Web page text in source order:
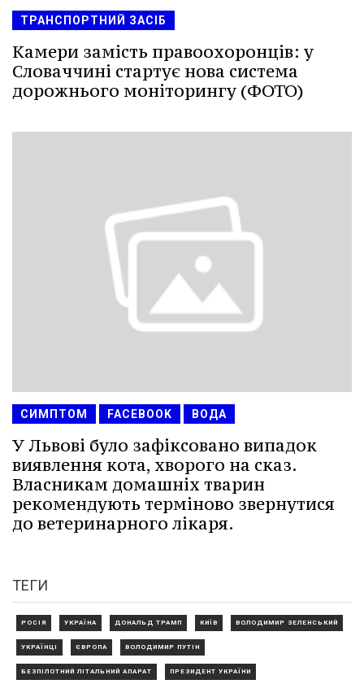
ТРАНСПОРТНИЙ ЗАСІБ
Камери замість правоохоронців: у
Словаччині стартує нова система
дорожнього моніторингу (ФОТО)
СИМПТОМ FACEBOOK ВОДА
У Львові було зафіксовано випадок
виявлення кота, хворого на сказ.
Власникам домашніх тварин
рекомендують терміново звернутися
до ветеринарного лікаря.
ТЕГИ
РОСІЯ УКРАЇНА ДОНАЛЬД ТРАМП КИЇВ ВОЛОДИМИР ЗЕЛЕНСЬКИЙ
УКРАЇНЦІ ЄВРОПА ВОЛОДИМИР ПУТІН
БЕЗПІЛОТНИЙ ЛІТАЛЬНИЙ АПАРАТ ПРЕЗИДЕНТ УКРАЇНИ